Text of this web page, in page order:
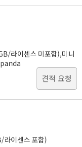
라이센스 미포함),미니
견적 요청
라이센스 포함)